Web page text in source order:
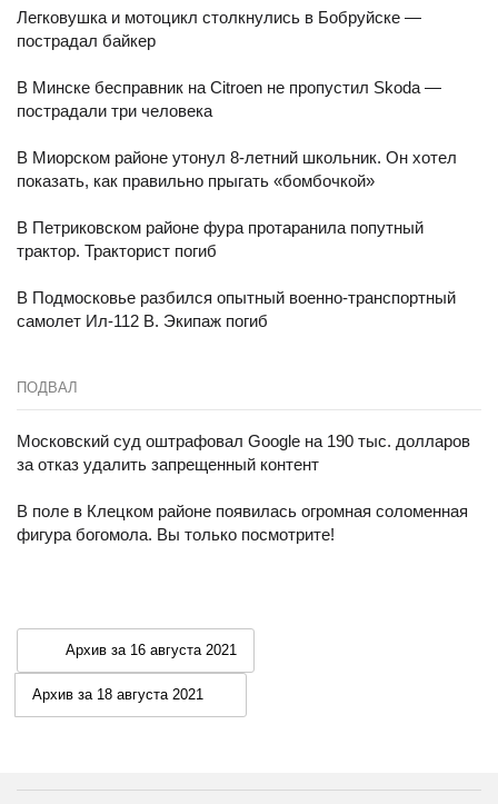
Легковушка и мотоцикл столкнулись в Бобруйске —
пострадал байкер
В Минске бесправник на Citroen не пропустил Skoda —
пострадали три человека
В Миорском районе утонул 8-летний школьник. Он хотел
показать, как правильно прыгать «бомбочкой»
В Петриковском районе фура протаранила попутный
трактор. Тракторист погиб
В Подмосковье разбился опытный военно-транспортный
самолет Ил-112 В. Экипаж погиб
ПОДВАЛ
Московский суд оштрафовал Google на 190 тыс. долларов
за отказ удалить запрещенный контент
В поле в Клецком районе появилась огромная соломенная
фигура богомола. Вы только посмотрите!
Архив за 16 августа 2021
Архив за 18 августа 2021